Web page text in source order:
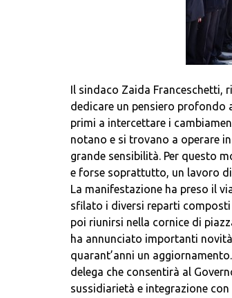
Il sindaco Zaida Franceschetti,
dedicare un pensiero profondo
primi a intercettare i
notano e si trovano a operare
grande sensibilità. Per questo
e forse soprattutto, un lavoro
La manifestazione ha preso il
sfilato i diversi reparti
poi riunirsi nella cornice di
ha annunciato importanti
quarant’anni un
delega che consentirà al
sussidiarietà e integrazione